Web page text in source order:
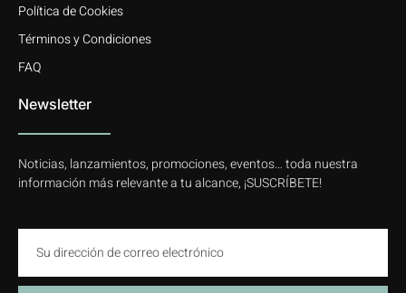
Política de Cookies
Términos y Condiciones
FAQ
Newsletter
Noticias, lanzamientos, promociones, eventos… toda nuestra
información más relevante a tu alcance, ¡SUSCRÍBETE!